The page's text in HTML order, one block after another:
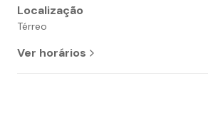
Localização
Térreo
Ver horários